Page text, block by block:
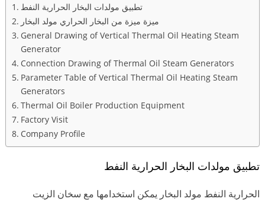
تطبيق مولدات البخار الحرارية النفط
ميزة ميزة من البخار الحراري مولد البخار
General Drawing of Vertical Thermal Oil Heating Steam
Generator
Connection Drawing of Thermal Oil Steam Generators
Parameter Table of Vertical Thermal Oil Heating Steam
Generators
Thermal Oil Boiler Production Equipment
Factory Visit
Company Profile
تطبيق مولدات البخار الحرارية النفط
الحرارية النفط مولد البخار يمكن استخدامها مع سخان الزيت